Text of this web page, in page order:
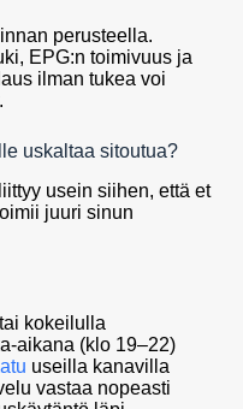
perusteella.
EPG:n toimivuus ja
ilman tukea voi
uskaltaa sitoutua?
usein siihen, että et
juuri sinun
kokeilulla
aikana (klo 19–22)
useilla kanavilla
vastaa nopeasti